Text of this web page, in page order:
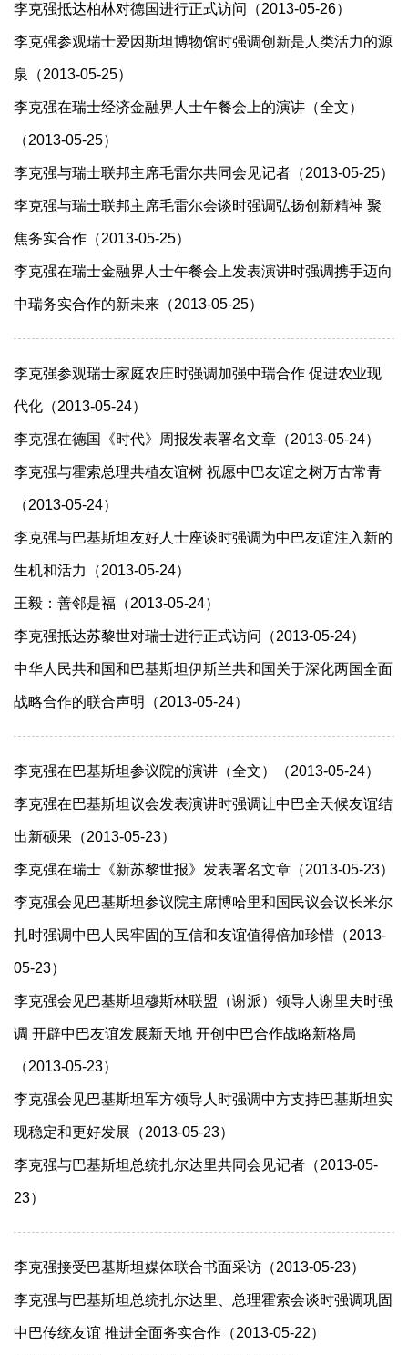
李克强抵达柏林对德国进行正式访问（2013-05-26）
李克强参观瑞士爱因斯坦博物馆时强调创新是人类活力的源
泉（2013-05-25）
李克强在瑞士经济金融界人士午餐会上的演讲（全文）
（2013-05-25）
李克强与瑞士联邦主席毛雷尔共同会见记者（2013-05-25）
李克强与瑞士联邦主席毛雷尔会谈时强调弘扬创新精神 聚
焦务实合作（2013-05-25）
李克强在瑞士金融界人士午餐会上发表演讲时强调携手迈向
中瑞务实合作的新未来（2013-05-25）
李克强参观瑞士家庭农庄时强调加强中瑞合作 促进农业现
代化（2013-05-24）
李克强在德国《时代》周报发表署名文章（2013-05-24）
李克强与霍索总理共植友谊树 祝愿中巴友谊之树万古常青
（2013-05-24）
李克强与巴基斯坦友好人士座谈时强调为中巴友谊注入新的
生机和活力（2013-05-24）
王毅：善邻是福（2013-05-24）
李克强抵达苏黎世对瑞士进行正式访问（2013-05-24）
中华人民共和国和巴基斯坦伊斯兰共和国关于深化两国全面
战略合作的联合声明（2013-05-24）
李克强在巴基斯坦参议院的演讲（全文）（2013-05-24）
李克强在巴基斯坦议会发表演讲时强调让中巴全天候友谊结
出新硕果（2013-05-23）
李克强在瑞士《新苏黎世报》发表署名文章（2013-05-23）
李克强会见巴基斯坦参议院主席博哈里和国民议会议长米尔
扎时强调中巴人民牢固的互信和友谊值得倍加珍惜（2013-
05-23）
李克强会见巴基斯坦穆斯林联盟（谢派）领导人谢里夫时强
调 开辟中巴友谊发展新天地 开创中巴合作战略新格局
（2013-05-23）
李克强会见巴基斯坦军方领导人时强调中方支持巴基斯坦实
现稳定和更好发展（2013-05-23）
李克强与巴基斯坦总统扎尔达里共同会见记者（2013-05-
23）
李克强接受巴基斯坦媒体联合书面采访（2013-05-23）
李克强与巴基斯坦总统扎尔达里、总理霍索会谈时强调巩固
中巴传统友谊 推进全面务实合作（2013-05-22）